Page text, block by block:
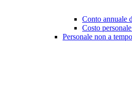
Conto annuale
Costo
Personale non a